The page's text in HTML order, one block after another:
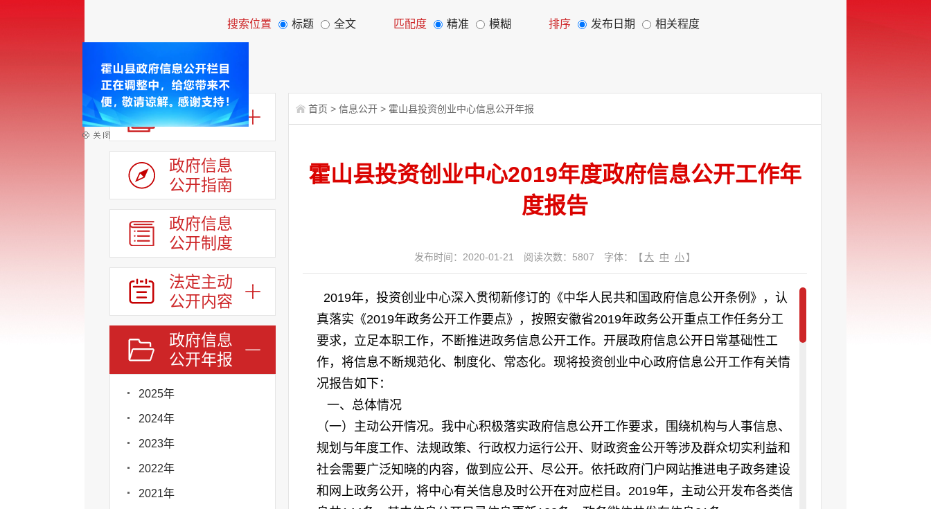
搜索位置 标题 全文 匹配度 精准 模糊 排序 发布日期 相关程度
政 策
政府信息
公开指南
政府信息
公开制度
法定主动
公开内容
政府信息
公开年报
2025年
2024年
2023年
2022年
2021年
首页 > 信息公开 > 霍山县投资创业中心信息公开年报
霍山县投资创业中心2019年度政府信息公开工作年
度报告
发布时间：2020-01-21 阅读次数： 5807 字体：【 大 中 小】
2019年，投资创业中心深入贯彻新修订的《中华人民共和国政府信息公开条例》，认
真落实《2019年政务公开工作要点》，按照安徽省2019年政务公开重点工作任务分工
要求，立足本职工作，不断推进政务信息公开工作。开展政府信息公开日常基础性工
作，将信息不断规范化、制度化、常态化。现将投资创业中心政府信息公开工作有关情
况报告如下：
一、总体情况
（一）主动公开情况。我中心积极落实政府信息公开工作要求，围绕机构与人事信息、
规划与年度工作、法规政策、行政权力运行公开、财政资金公开等涉及群众切实利益和
社会需要广泛知晓的内容，做到应公开、尽公开。依托政府门户网站推进电子政务建设
和网上政务公开，将中心有关信息及时公开在对应栏目。2019年，主动公开发布各类信